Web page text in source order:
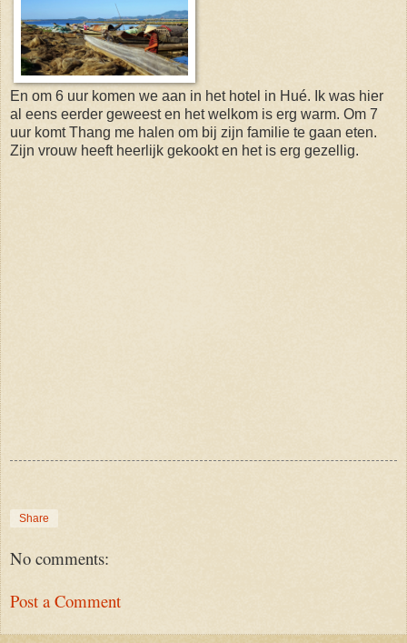
En om 6 uur komen we aan in het hotel in Hué. Ik was hier
al eens eerder geweest en het welkom is erg warm. Om 7
uur komt Thang me halen om bij zijn familie te gaan eten.
Zijn vrouw heeft heerlijk gekookt en het is erg gezellig.
Share
No comments:
Post a Comment